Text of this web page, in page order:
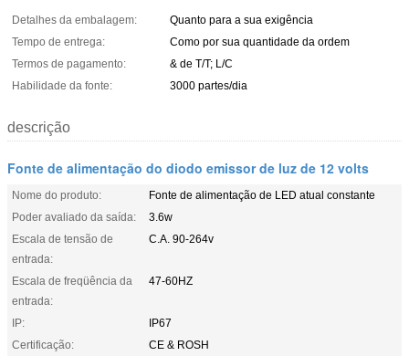
Detalhes da embalagem:
Quanto para a sua exigência
Tempo de entrega:
Como por sua quantidade da ordem
Termos de pagamento:
& de T/T; L/C
Habilidade da fonte:
3000 partes/dia
descrição
Fonte de alimentação do diodo emissor de luz de 12 volts
Nome do produto:
Fonte de alimentação de LED atual constante
Poder avaliado da saída:
3.6w
Escala de tensão de
entrada:
C.A. 90-264v
Escala de freqüência da
entrada:
47-60HZ
IP:
IP67
Certificação:
CE & ROSH